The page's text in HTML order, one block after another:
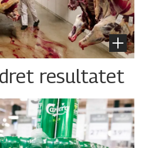
resultatet